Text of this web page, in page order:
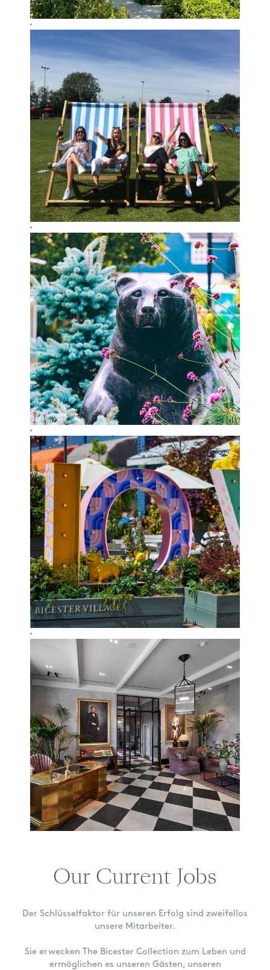
Our Current Jobs
Der Schlüsselfaktor für unseren Erfolg sind zweifellos
unsere Mitarbeiter.
Sie erwecken The Bicester Collection zum Leben und
ermöglichen es unseren Gästen, unseren